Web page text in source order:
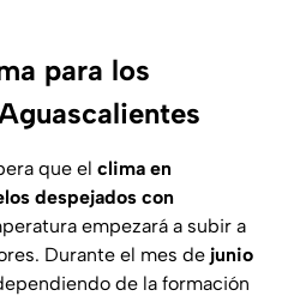
para los
que el clima en
despejados con
empezará a subir a
Durante el mes de junio
de la formación